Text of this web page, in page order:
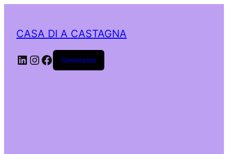
CASA DI A CASTAGNA
LinkedIn
Instagram
Facebook
Connexion